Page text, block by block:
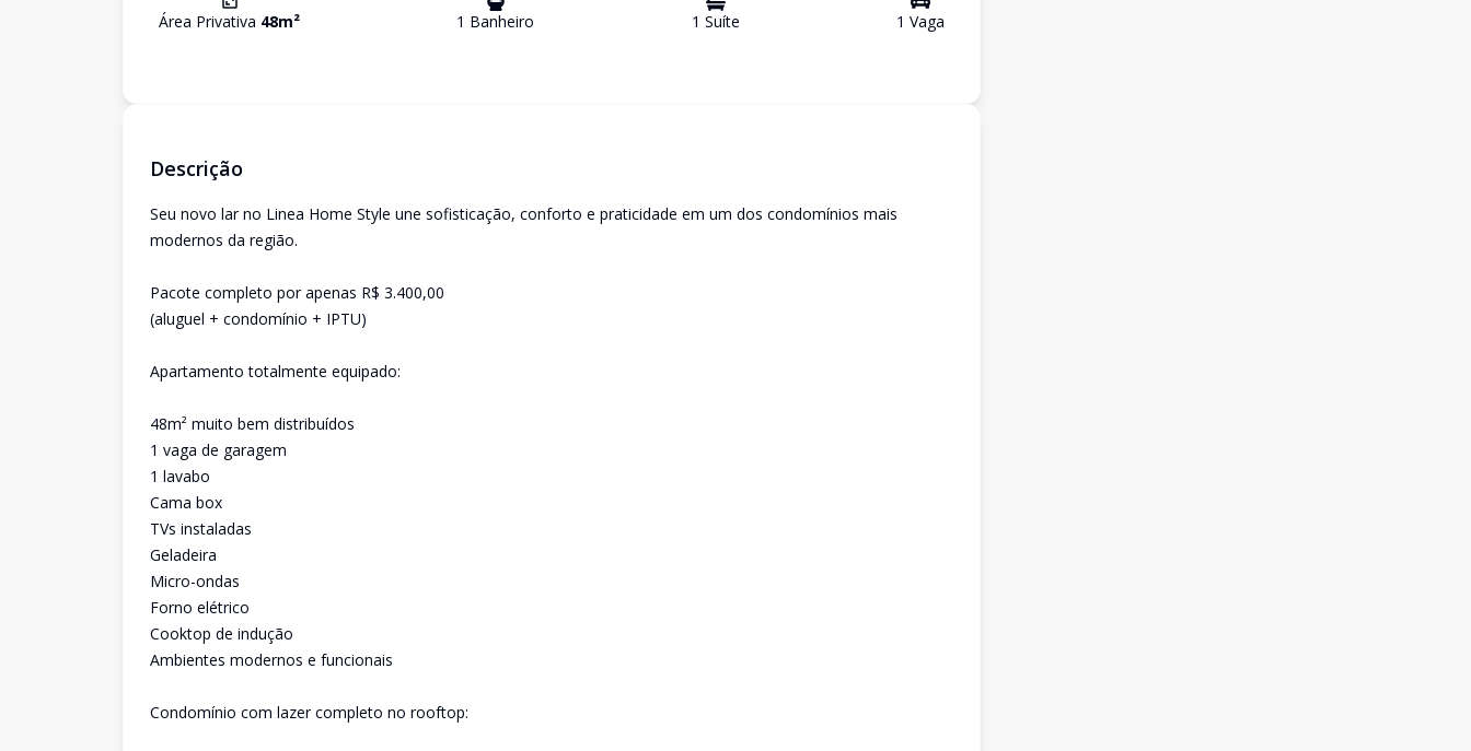
Área Privativa 48m² 1 Banheiro 1 Suíte 1 Vaga
Descrição
Seu novo lar no Linea Home Style une sofisticação, conforto e praticidade em um dos condomínios mais
modernos da região.
Pacote completo por apenas R$ 3.400,00
(aluguel + condomínio + IPTU)
Apartamento totalmente equipado:
48m² muito bem distribuídos
1 vaga de garagem
1 lavabo
Cama box
TVs instaladas
Geladeira
Micro-ondas
Forno elétrico
Cooktop de indução
Ambientes modernos e funcionais
Condomínio com lazer completo no rooftop: